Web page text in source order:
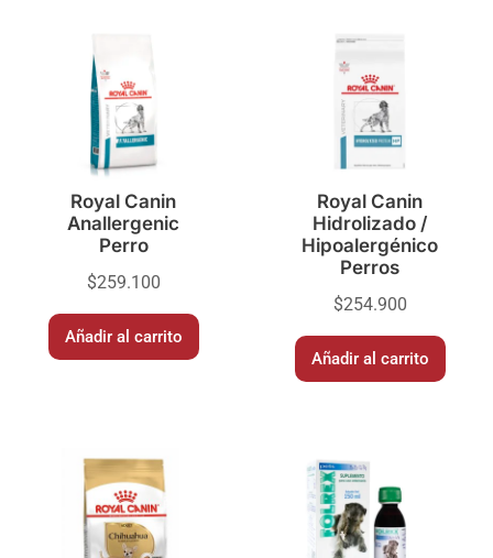
Royal Canin
Anallergenic
Perro
$259.100
Añadir al carrito
Royal Canin
Hidrolizado /
Hipoalergénico
Perros
$254.900
Añadir al carrito